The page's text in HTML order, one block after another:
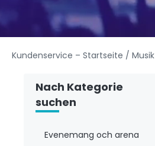
Kundenservice – Startseite / Musik
Nach Kategorie
suchen
Evenemang och arena